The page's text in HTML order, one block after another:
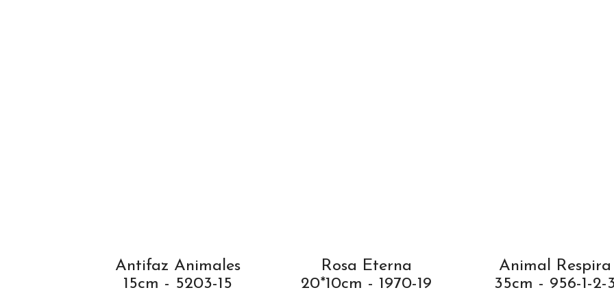
Antifaz Animales
15cm - 5203-15
Rosa Eterna
20*10cm - 1970-19
Animal Respira
35cm - 956-1-2-